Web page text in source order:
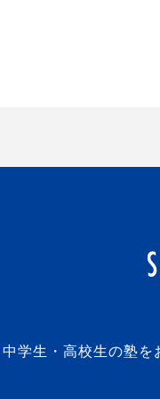
学生・高校生の塾